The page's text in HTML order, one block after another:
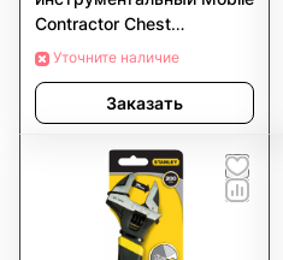
Contractor Chest
пластмассовый STANLEY
Уточните наличие
Заказать